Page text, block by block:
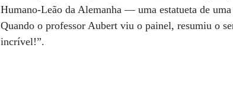
Humano-Leão da Alemanha — uma estatueta de
Quando o professor Aubert viu o painel, resumiu o
incrível!”.